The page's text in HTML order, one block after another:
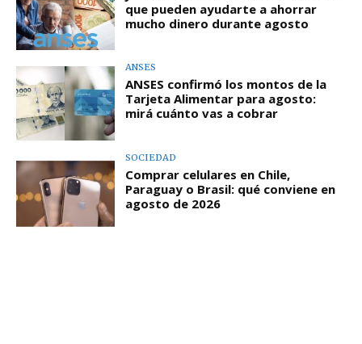
que pueden ayudarte a ahorrar
mucho dinero durante agosto
ANSES
ANSES confirmó los montos de la
Tarjeta Alimentar para agosto:
mirá cuánto vas a cobrar
SOCIEDAD
Comprar celulares en Chile,
Paraguay o Brasil: qué conviene en
agosto de 2026